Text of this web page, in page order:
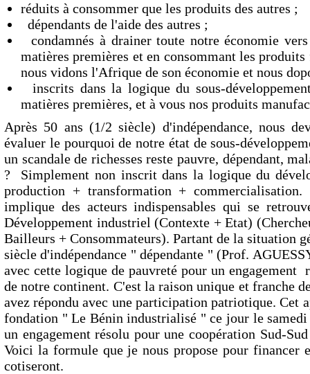
réduits à consommer que les produits des autres ;
dépendants de l'aide des autres ;
condamnés à drainer toute notre économie
matières premières et en consommant les
nous vidons l'Afrique de son économie et nous
inscrits dans la logique du sous-
matières premières, et à vous nos produits
Après 50 ans (1/2 siècle) d'indépendance, nous
évaluer le pourquoi de notre état de sous-
un scandale de richesses reste pauvre, dépendant,
? Simplement non inscrit dans la logique du
production + transformation +
implique des acteurs indispensables qui se
Développement industriel (Contexte + Etat)
Bailleurs + Consommateurs). Partant de la situation
siècle d'indépendance " dépendante " (Prof.
avec cette logique de pauvreté pour un engagement
de notre continent. C'est la raison unique et franche
avez répondu avec une participation patriotique. Cet
fondation " Le Bénin industrialisé " ce jour le
un engagement résolu pour une coopération Sud-
Voici la formule que je nous propose pour financer
cotiseront.